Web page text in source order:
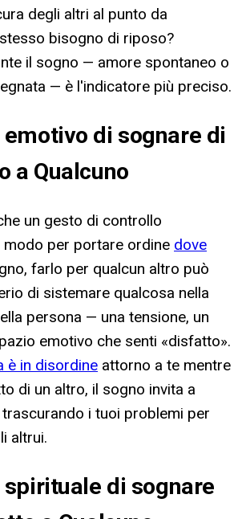
degli altri al punto da
bisogno di riposo?
il sogno — amore spontaneo o
— è l'indicatore più preciso.
di sognare di
a Qualcuno
un gesto di controllo
modo per portare ordine dove
farlo per qualcun altro può
di sistemare qualcosa nella
persona — una tensione, un
emotivo che senti «disfatto».
è in disordine attorno a te mentre
di un altro, il sogno invita a
i tuoi problemi per
altrui.
di sognare